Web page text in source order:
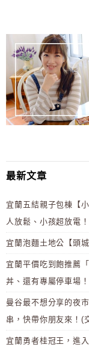
最新文章
宜蘭五結親子包棟【
人放鬆、小孩超放電！
宜蘭泡麵土地公【頭
宜蘭平價吃到飽推薦
丼、還有專屬停車場！
曼谷最不想分享的夜
串，快帶你朋友來！(
宜蘭勇者桂冠王，進